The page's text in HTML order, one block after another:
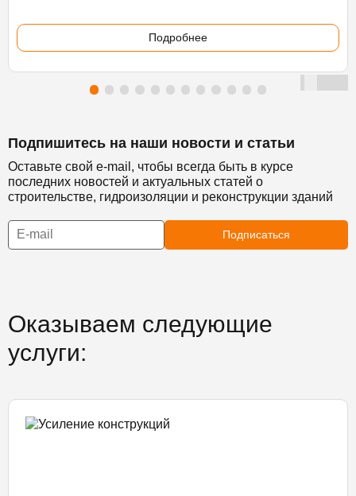
Подробнее
Подпишитесь на наши новости и статьи
Оставьте свой e-mail, чтобы всегда быть в курсе
последних новостей и актуальных статей о
строительстве, гидроизоляции и реконструкции зданий
Подписаться
Оказываем следующие
услуги: